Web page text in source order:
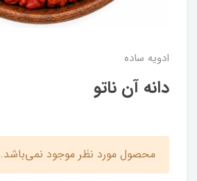
ادویه ساده
دانه آن ناتو
محصول مورد نظر موجود نمی‌باشد.